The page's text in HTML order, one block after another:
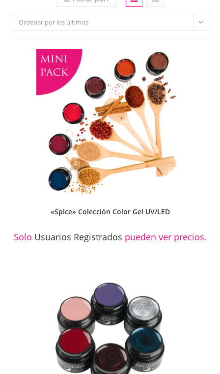
Ordenar por los últimos
«Spice» Colección Color Gel UV/LED
Solo Usuarios Registrados pueden ver precios.